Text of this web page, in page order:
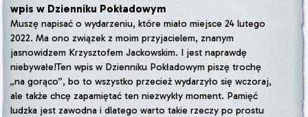
wpis w Dzienniku Pokładowym
Muszę napisać o wydarzeniu, które miało miejsce 24 lutego
2022. Ma ono związek z moim przyjacielem, znanym
jasnowidzem Krzysztofem Jackowskim. I jest naprawdę
niebywałe!Ten wpis w Dzienniku Pokładowym piszę trochę
„na gorąco”, bo to wszystko przecież wydarzyło się wczoraj,
ale także chcę zapamiętać ten niezwykły moment. Pamięć
ludzka jest zawodna i dlatego warto takie rzeczy po prostu